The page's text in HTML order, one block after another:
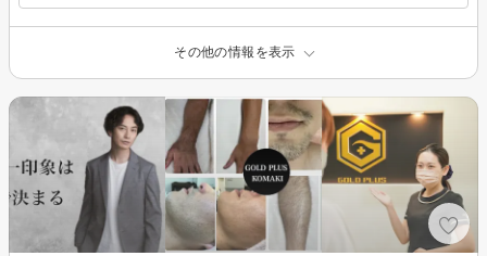
その他の情報を表示